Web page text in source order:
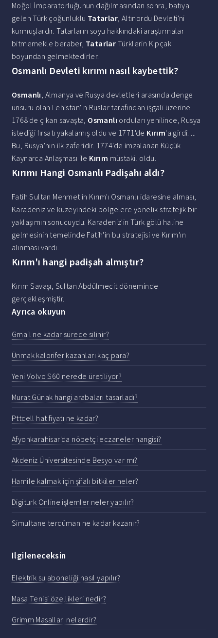
Moğol İmparatorluğunun dağılmasından sonra, batıya
gelen Türk çoğunluklu Tatarlar, Altınordu Devleti'ni
kurmuşlardır. Tatarların soyu hakkındaki araştırmalar
bitmemekle beraber, Tatarlar Türklerin Kıpçak
boyundan gelmektedirler.
Osmanlı Devleti kırımı nasıl kaybettik?
Osmanlı, Almanya ve Rusya devletleri arasında denge
unsuru olan Lehistan'ın Ruslar tarafından işgali üzerine
1768'de çıkan savaşta, Osmanlı orduları yenilince, Rusya
istediği fırsatı yakalamış oldu ve 1771'de Kırım'a girdi. ...
Bu, Rusya'nın ilk zaferidir. 1774'de imzalanan Küçük
Kaynarca Anlaşması ile Kırım müstakil oldu.
Kırımı Hangi Osmanlı Padişahı aldı?
Fatih Sultan Mehmet'in Kırım'ı Osmanlı idaresine alması,
Karadeniz ve kuzeyindeki bölgelere yönelik stratejik bir
yaklaşımın sonucuydu. Karadeniz'in Türk gölü haline
gelmesinin temelinde Fatih'in bu stratejisi ve Kırım'ın
alınması vardı.
Kırım'ı hangi padişah almıştır?
Kırım Savaşı, Sultan Abdülmecit döneminde
gerçekleşmiştir.
Ayrıca okuyun
Gmail ne kadar sürede silinir?
Ünmak kalorifer kazanları kaç para?
Yeni Volvo S60 nerede üretiliyor?
Murat Günak hangi arabaları tasarladı?
Pttcell hat fiyatı ne kadar?
Afyonkarahisar'da nöbetçi eczaneler hangisi?
Akdeniz Üniversitesinde Besyo var mı?
Hamile kalmak için şifalı bitkiler neler?
Digiturk Online işlemler neler yapılır?
Simultane tercüman ne kadar kazanır?
Ilgileneceksin
Elektrik su aboneliği nasıl yapılır?
Masa Tenisi özellikleri nedir?
Grimm Masalları nelerdir?